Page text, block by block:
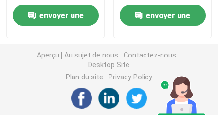
Abrasifs à liaison de résine
Appareil de mesure de roulement
Abrasifs liés vitrifiés
envoyer une
réfrigération
envoyer une
Aperçu Au sujet de nous
Contactez-nous
Desktop Site
Plan du site
Privacy Policy